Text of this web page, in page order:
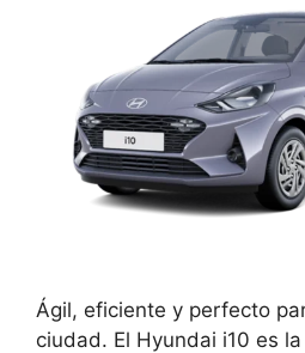
Ágil, eficiente y perfecto
ciudad. El Hyundai i10 es